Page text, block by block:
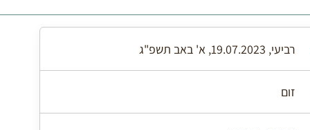
בצריף
רביעי, 19.07.2023, א' באב תשפ"ג
זום